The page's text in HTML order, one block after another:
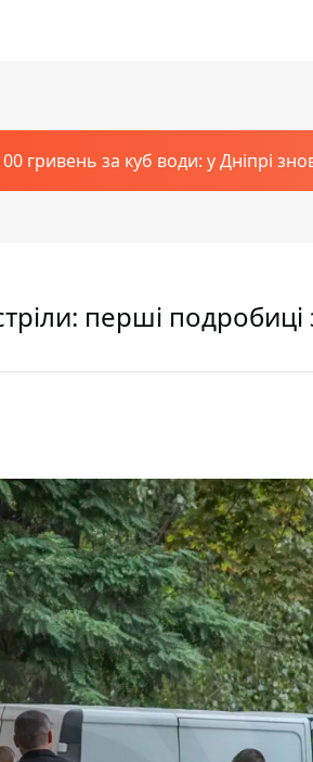
гривень за куб води: у Дніпрі
перші подробиці